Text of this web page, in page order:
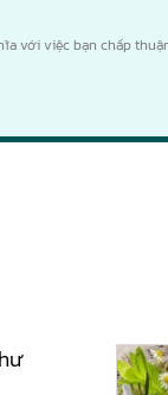
với việc bạn chấp